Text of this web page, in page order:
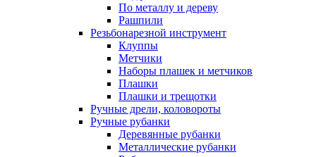
По металлу и дереву
Рашпили
Резьбонарезной инструмент
Клуппы
Метчики
Наборы плашек и метчиков
Плашки
Плашки и трещотки
Ручные дрели, коловороты
Ручные рубанки
Деревянные рубанки
Металлические рубанки